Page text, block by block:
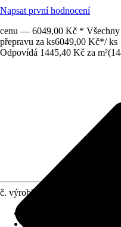
Napsat první hodnocení
cenu — 6049,00 Kč * Všechny
přepravu za ks6049,00 Kč*/ ks
Odpovídá 1445,40 Kč za m²(
č. výrobku